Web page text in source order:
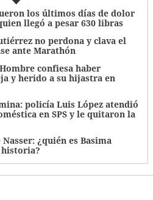
los últimos días de dolor
llegó a pesar 630 libras
no perdona y clava el
ante Marathón
confiesa haber
y herido a su hijastra en
policía Luis López atendió
en SPS y le quitaron la
¿quién es Basima
historia?